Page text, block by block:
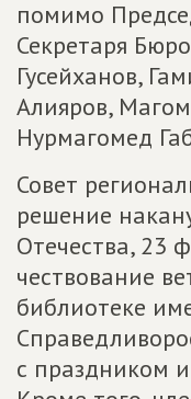
помимо
Секретаря
Гусейханов,
Алияров,
Нурмагомед
Совет
решение
Отечества, 23
чествование
библиотеке
с праздником